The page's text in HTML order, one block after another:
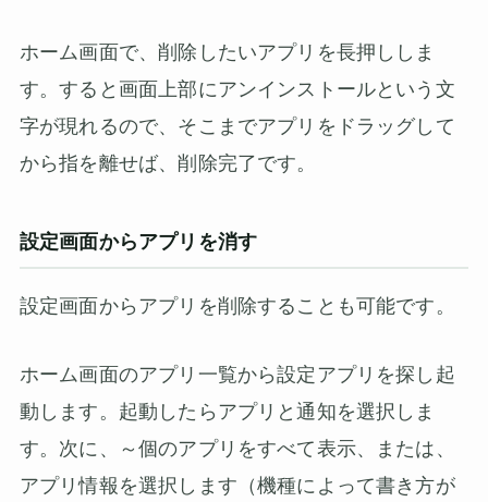
ホーム画面で、削除したいアプリを長押ししま
す。すると画面上部にアンインストールという文
字が現れるので、そこまでアプリをドラッグして
から指を離せば、削除完了です。
設定画面からアプリを消す
設定画面からアプリを削除することも可能です。
ホーム画面のアプリ一覧から設定アプリを探し起
動します。起動したらアプリと通知を選択しま
す。次に、～個のアプリをすべて表示、または、
アプリ情報を選択します（機種によって書き方が